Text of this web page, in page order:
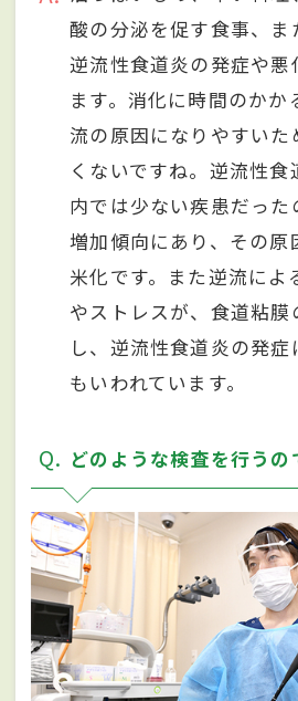
酸の分泌を促す食事、ま
逆流性食道炎の発症や悪
ます。消化に時間のかか
流の原因になりやすいた
くないですね。逆流性
内では少ない疾患だった
増加傾向にあり、その原
米化です。また逆流によ
やストレスが、食道粘膜
し、逆流性食道炎の発
もいわれています。
Q どのような検査を行うの